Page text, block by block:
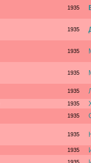
1935
1935
1935
1935
1935
1935
1935
1935
1935